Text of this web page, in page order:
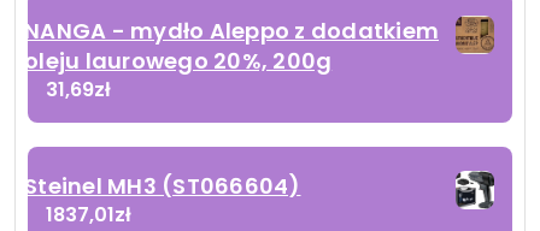
NANGA - mydło Aleppo z dodatkiem
oleju laurowego 20%, 200g
31,69zł
Steinel MH3 (ST066604)
1837,01zł